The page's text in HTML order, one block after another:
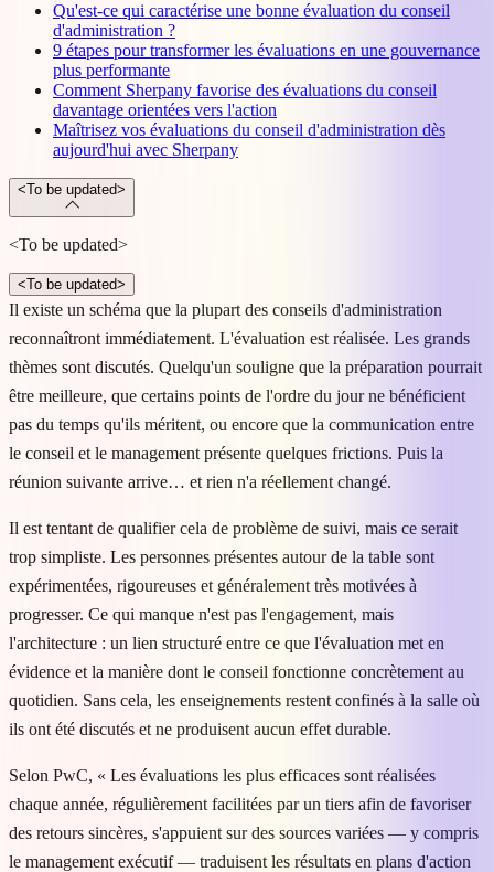
Qu'est-ce qui caractérise une bonne évaluation du conseil
d'administration ?
9 étapes pour transformer les évaluations en une gouvernance
plus performante
Comment Sherpany favorise des évaluations du conseil
davantage orientées vers l'action
Maîtrisez vos évaluations du conseil d'administration dès
aujourd'hui avec Sherpany
<To be updated>
<To be updated>
<To be updated>
Il existe un schéma que la plupart des conseils d'administration
reconnaîtront immédiatement. L'évaluation est réalisée. Les grands
thèmes sont discutés. Quelqu'un souligne que la préparation pourrait
être meilleure, que certains points de l'ordre du jour ne bénéficient
pas du temps qu'ils méritent, ou encore que la communication entre
le conseil et le management présente quelques frictions. Puis la
réunion suivante arrive… et rien n'a réellement changé.
Il est tentant de qualifier cela de problème de suivi, mais ce serait
trop simpliste. Les personnes présentes autour de la table sont
expérimentées, rigoureuses et généralement très motivées à
progresser. Ce qui manque n'est pas l'engagement, mais
l'architecture : un lien structuré entre ce que l'évaluation met en
évidence et la manière dont le conseil fonctionne concrètement au
quotidien. Sans cela, les enseignements restent confinés à la salle où
ils ont été discutés et ne produisent aucun effet durable.
Selon PwC, « Les évaluations les plus efficaces sont réalisées
chaque année, régulièrement facilitées par un tiers afin de favoriser
des retours sincères, s'appuient sur des sources variées — y compris
le management exécutif — traduisent les résultats en plans d'action